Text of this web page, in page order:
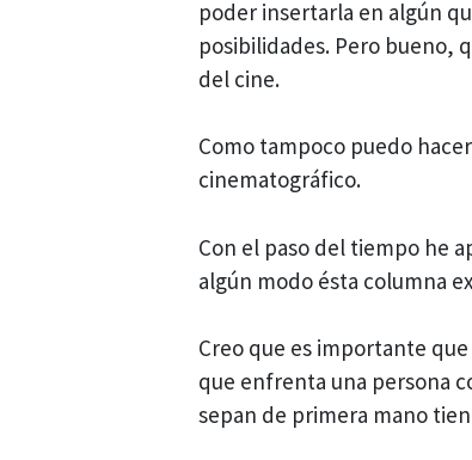
poder insertarla en algún
posibilidades. Pero bueno,
del cine.
Como tampoco puedo
cinematográfico.
Con el paso del tiempo he
algún modo ésta columna
Creo que es importante
que enfrenta una persona
sepan de primera mano